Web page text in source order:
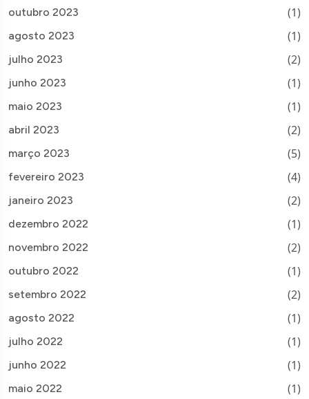
outubro 2023 (1)
agosto 2023 (1)
julho 2023 (2)
junho 2023 (1)
maio 2023 (1)
abril 2023 (2)
março 2023 (5)
fevereiro 2023 (4)
janeiro 2023 (2)
dezembro 2022 (1)
novembro 2022 (2)
outubro 2022 (1)
setembro 2022 (2)
agosto 2022 (1)
julho 2022 (1)
junho 2022 (1)
maio 2022 (1)